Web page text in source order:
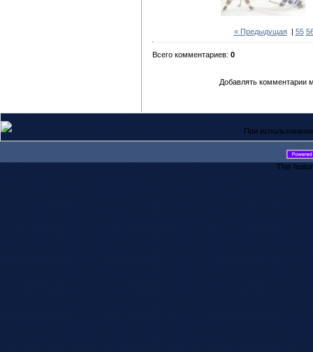
« Предыдущая| 55
Всего комментариев: 0
Добавлять комментарии
При
This